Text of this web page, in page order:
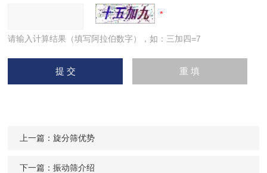
请输入计算结果（填写阿拉伯数字），如：三加四=7
上一篇：旋分筛优势
下一篇：振动筛介绍